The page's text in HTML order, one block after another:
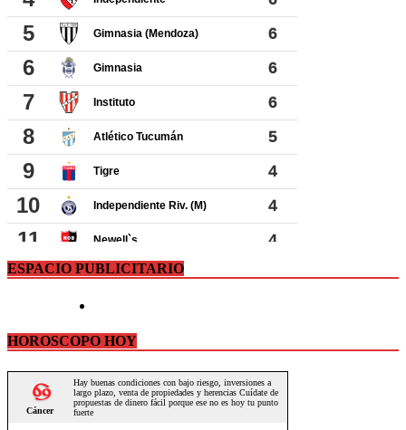
ESPACIO PUBLICITARIO
HOROSCOPO HOY